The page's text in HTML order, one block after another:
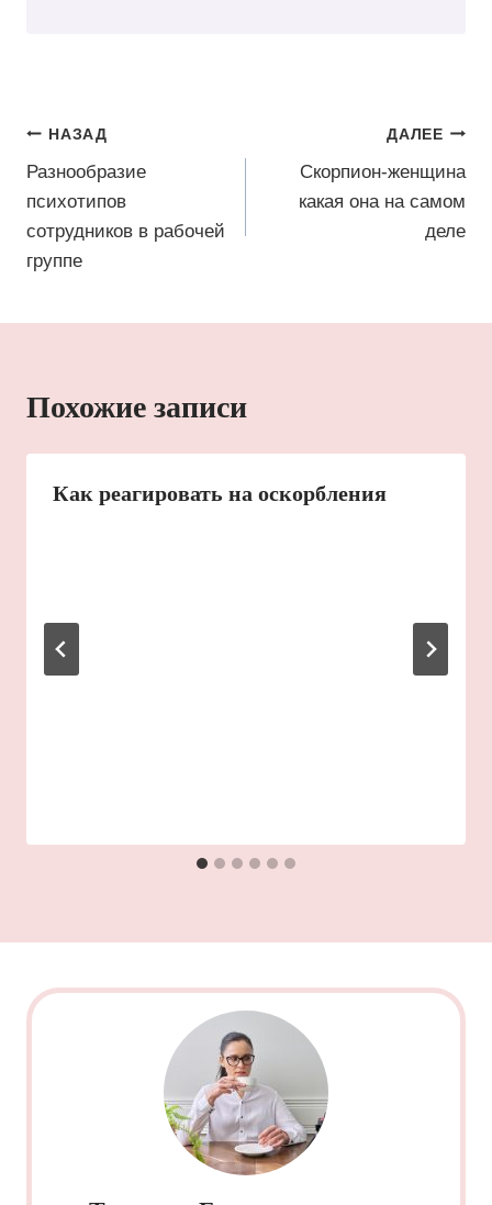
Навигация
по
записям
НАЗАД
Разнообразие
психотипов
сотрудников в рабочей
группе
ДАЛЕЕ
Скорпион-женщина
какая она на самом
деле
Похожие записи
Как реагировать на оскорбления